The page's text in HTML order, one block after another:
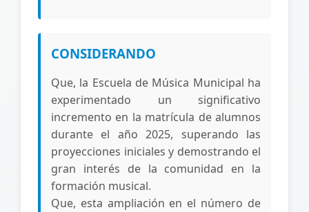
CONSIDERANDO
Que, la Escuela de Música Municipal ha
experimentado un significativo
incremento en la matrícula de alumnos
durante el año 2025, superando las
proyecciones iniciales y demostrando el
gran interés de la comunidad en la
formación musical.
Que, esta ampliación en el número de